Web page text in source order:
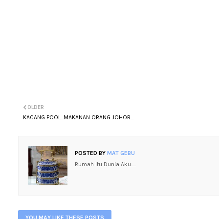
OLDER
KACANG POOL...MAKANAN ORANG JOHOR...
POSTED BY MAT GEBU
Rumah Itu Dunia Aku.....
YOU MAY LIKE THESE POSTS